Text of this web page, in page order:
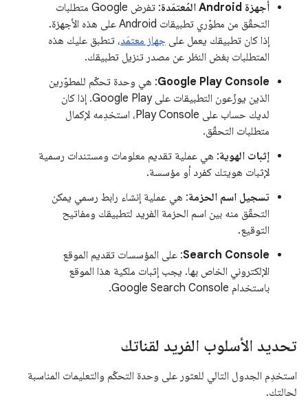
أجهزة Android المُعتمَدة
: تفرض Google متطلبات
التحقّق من مطوّري تطبيقات Android على هذه الأجهزة.
إذا كان تطبيقك يعمل على جهاز معتمَد، تنطبق عليك هذه
المتطلبات بغض النظر عن مصدر تنزيل تطبيقك.
Google Play Console: هي وحدة تحكّم للمطوّرين
الذين يوزّعون التطبيقات على Google Play. إذا كان
لديك حساب على Play Console، استخدِمه لإكمال
متطلبات التحقّق.
إثبات الهوية: هي عملية تقديم معلومات ومستندات رسمية
لإثبات هويتك كفرد أو مؤسسة.
تسجيل اسم الحزمة: هي عملية إنشاء رابط رسمي يمكن
التحقّق منه بين اسم الحزمة الفريد لتطبيقك ومفاتيح
التوقيع.
‫Search Console: على المؤسسات تقديم الموقع
الإلكتروني الخاص بها. يجب إثبات ملكية هذا الموقع
باستخدام Google Search Console.
تحديد الأسلوب الفريد لقناتك
استخدِم الجدول التالي للعثور على وحدة التحكّم والتعليمات المناسبة
لحالتك.